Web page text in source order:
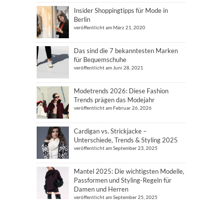
Insider Shoppingtipps für Mode in
Berlin
veröffentlicht am März 21, 2020
Das sind die 7 bekanntesten Marken
für Bequemschuhe
veröffentlicht am Juni 28, 2021
Modetrends 2026: Diese Fashion
Trends prägen das Modejahr
veröffentlicht am Februar 26, 2026
Cardigan vs. Strickjacke –
Unterschiede, Trends & Styling 2025
veröffentlicht am September 23, 2025
Mantel 2025: Die wichtigsten Modelle,
Passformen und Styling-Regeln für
Damen und Herren
veröffentlicht am September 25, 2025